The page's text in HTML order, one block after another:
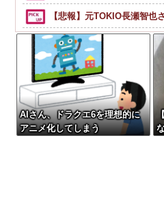
【悲報】元TOKIO長瀬智
【動画】手術中に熊本地震
【衝撃】若い女の子からす
【緊急】今の若者に急増し
流行を無視したとき「正直
【画像】日本のセクシー過
【動画】自動ドアの仕組み
【動画】よく助けられたな
【日本横断】大型の台風15
AIさん、ドラクエ6を理想的に
アニメ化してしまう